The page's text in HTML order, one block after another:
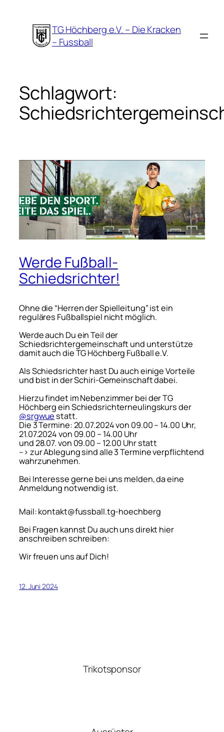
springen
TG Höchberg e.V. – Die Kracken
– Fussball
Schlagwort:
Werde Fußball-
Schiedsrichter!
Ohne die “Herren der Spielleitung” ist ein
reguläres Fußballspiel nicht möglich.
Werde auch Du ein Teil der
Schiedsrichtergemeinschaft und unterstütze
damit auch die TG Höchberg Fußball e.V.
Als Schiedsrichter hast Du auch einige Vorteile
und bist in der Schiri-Gemeinschaft dabei.
Hierzu findet im Nebenzimmer bei der TG
Höchberg ein Schiedsrichterneulingskurs der
@srgwue statt.
Die 3 Termine: 20.07.2024 von 09.00 – 14.00 Uhr,
21.07.2024 von 09.00 – 14.00 Uhr
und 28.07. von 09.00 – 12.00 Uhr statt
–> zur Ablegung sind alle 3 Termine verpflichtend
wahrzunehmen.
Bei Interesse gerne bei uns melden, da eine
Anmeldung notwendig ist.
Mail: kontakt@fussball.tg-hoechberg
Bei Fragen kannst Du auch uns direkt hier
anschreiben schreiben:
Wir freuen uns auf Dich!
12. Juni 2024
Trikotsponsor